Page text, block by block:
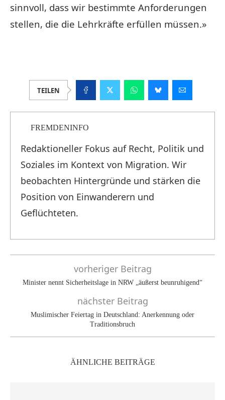
sinnvoll, dass wir bestimmte Anforderungen
stellen, die die Lehrkräfte erfüllen müssen.»
TEILEN
FREMDENINFO
Redaktioneller Fokus auf Recht, Politik und
Soziales im Kontext von Migration. Wir
beobachten Hintergründe und stärken die
Position von Einwanderern und
Geflüchteten.
vorheriger Beitrag
Minister nennt Sicherheitslage in NRW „äußerst beunruhigend“
nächster Beitrag
Muslimischer Feiertag in Deutschland: Anerkennung oder
Traditionsbruch
ÄHNLICHE BEITRÄGE